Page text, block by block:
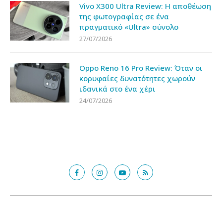
Vivo X300 Ultra Review: Η αποθέωση
της φωτογραφίας σε ένα
πραγματικό «Ultra» σύνολο
27/07/2026
Oppo Reno 16 Pro Review: Όταν οι
κορυφαίες δυνατότητες χωρούν
ιδανικά στο ένα χέρι
24/07/2026